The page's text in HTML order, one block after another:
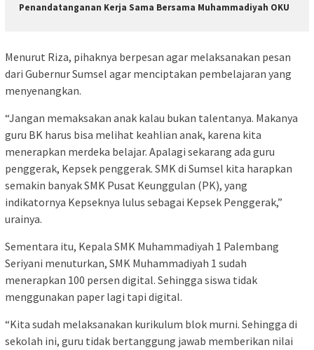
Penandatanganan Kerja Sama Bersama Muhammadiyah OKU
Menurut Riza, pihaknya berpesan agar melaksanakan pesan
dari Gubernur Sumsel agar menciptakan pembelajaran yang
menyenangkan.
“Jangan memaksakan anak kalau bukan talentanya. Makanya
guru BK harus bisa melihat keahlian anak, karena kita
menerapkan merdeka belajar. Apalagi sekarang ada guru
penggerak, Kepsek penggerak. SMK di Sumsel kita harapkan
semakin banyak SMK Pusat Keunggulan (PK), yang
indikatornya Kepseknya lulus sebagai Kepsek Penggerak,”
urainya.
Sementara itu, Kepala SMK Muhammadiyah 1 Palembang
Seriyani menuturkan, SMK Muhammadiyah 1 sudah
menerapkan 100 persen digital. Sehingga siswa tidak
menggunakan paper lagi tapi digital.
“Kita sudah melaksanakan kurikulum blok murni. Sehingga di
sekolah ini, guru tidak bertanggung jawab memberikan nilai